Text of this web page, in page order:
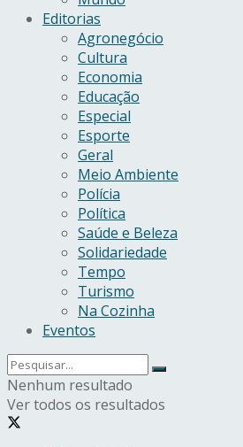
Editorias
Agronegócio
Cultura
Economia
Educação
Especial
Esporte
Geral
Meio Ambiente
Polícia
Política
Saúde e Beleza
Solidariedade
Tempo
Turismo
Na Cozinha
Eventos
Nenhum resultado
Ver todos os resultados